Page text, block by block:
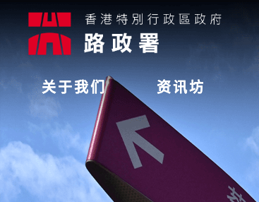
关于我们 资讯坊